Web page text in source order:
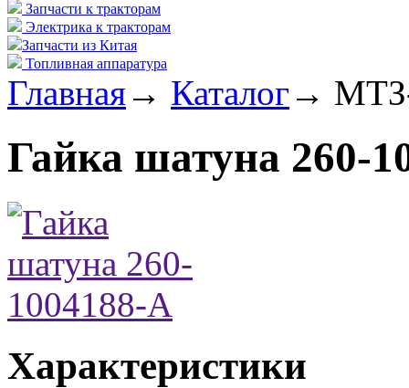
Запчасти к тракторам
Электрика к тракторам
Запчасти из Китая
Топливная аппаратура
Главная→ Каталог →
Гайка шатуна 260-
Характеристики